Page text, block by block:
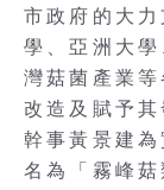
市政府的大
學、亞洲大
灣菇菌產業
改造及賦予
幹事黃景建
名為「霧峰